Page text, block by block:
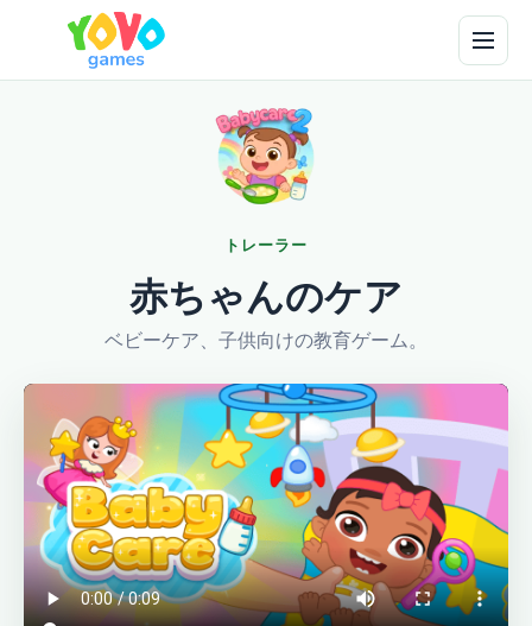
トレーラー
赤ちゃんのケア
ベビーケア、子供向けの教育ゲーム。